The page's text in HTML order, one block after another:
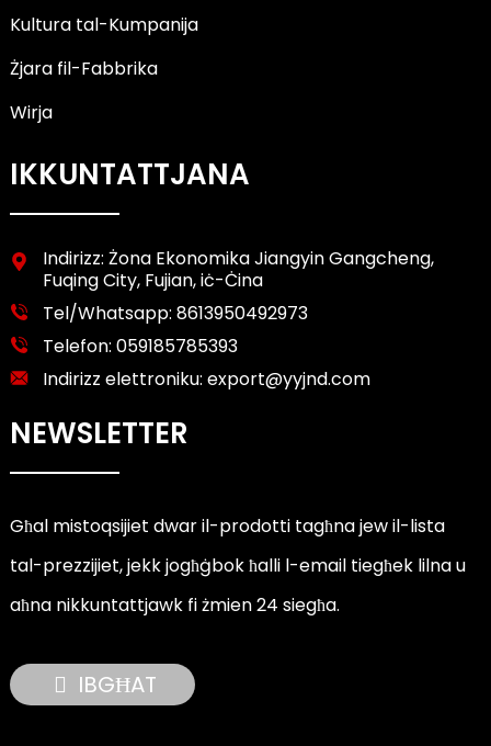
Kultura tal-Kumpanija
Żjara fil-Fabbrika
Wirja
IKKUNTATTJANA
Indirizz: Żona Ekonomika Jiangyin Gangcheng,
Fuqing City, Fujian, iċ-Ċina
Tel/Whatsapp: 8613950492973
Telefon: 059185785393
Indirizz elettroniku: export@yyjnd.com
NEWSLETTER
Għal mistoqsijiet dwar il-prodotti tagħna jew il-lista
tal-prezzijiet, jekk jogħġbok ħalli l-email tiegħek lilna u
aħna nikkuntattjawk fi żmien 24 siegħa.
IBGĦAT